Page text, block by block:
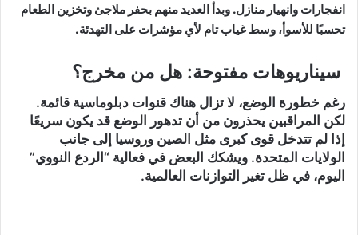
انفجارات وانهيار منازل. وبدأ العديد منهم بحفر ملاجئ وتخزين الطعام
تحسبًا للأسوأ، وسط غياب تام لأي مؤشرات على التهدئة.
سيناريوهات مفتوحة: هل من مخرج؟
رغم خطورة الوضع، لا تزال هناك قنوات دبلوماسية قائمة.
لكن المراقبين يحذرون من أن تدهور الوضع قد يكون سريعًا
إذا لم تتدخل قوى كبرى مثل الصين وروسيا إلى جانب
الولايات المتحدة. ويشكك البعض في فعالية “الردع النووي”
اليوم، في ظل تغير التوازنات العالمية.